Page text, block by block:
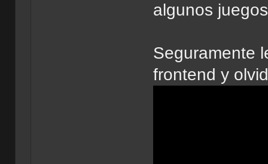
algunos
Seguramente
frontend y